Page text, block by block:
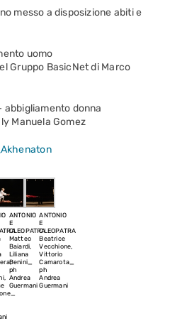
messo a disposizione abiti e
uomo
Gruppo BasicNet di Marco
abbigliamento donna
Manuela Gomez
ANTONIO
E
CLEOPATRA
Matteo
Baiardi,
Liliana
Benini_
ph
Andrea
Guermani
ANTONIO
E
CLEOPATRA
Beatrice
Vecchione,
Vittorio
Camarota_
ph
Andrea
Guermani